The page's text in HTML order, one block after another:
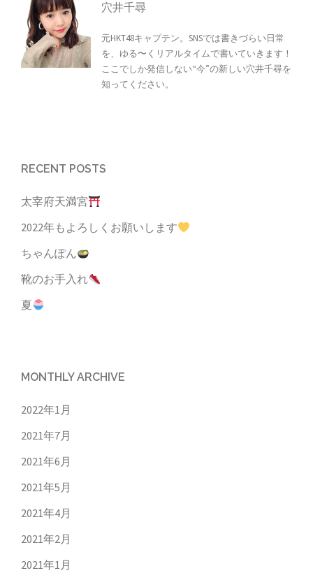
穴井千尋
元HKT48キャプテン。SNSでは書きづらい日常
を、ゆる〜くリアルタイムで書いていきます！
ここでしか発信しない“今”の新しい穴井千尋を
知ってください。
RECENT POSTS
太宰府天満宮
2022年もよろしくお願いします
ちゃんぽん
靴のお手入れ
夏
MONTHLY ARCHIVE
2022年1月
2021年7月
2021年6月
2021年5月
2021年4月
2021年2月
2021年1月